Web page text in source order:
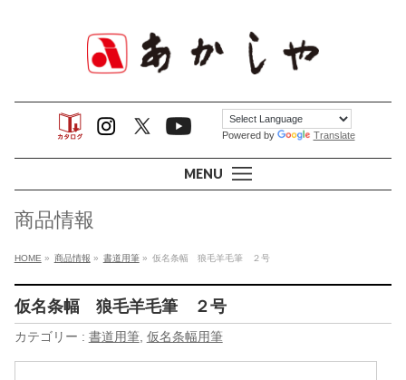
MENU
Powered by Translate
商品情報
HOME » 商品情報 » 書道用筆» 仮名条幅 狼毛羊毛筆 ２号
仮名条幅 狼毛羊毛筆 ２号
カテゴリー : 書道用筆, 仮名条幅用筆